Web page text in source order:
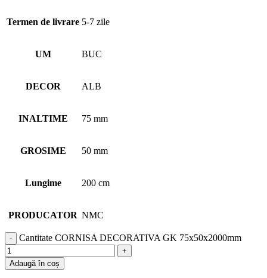
Termen de livrare 5-7 zile
UM BUC
DECOR ALB
INALTIME 75 mm
GROSIME 50 mm
Lungime 200 cm
PRODUCATOR NMC
Cantitate CORNISA DECORATIVA GK 75x50x2000mm
Adaugă în coș